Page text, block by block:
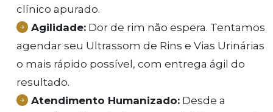
clínico apurado.
Agilidade: Dor de rim não espera. Tentamos
agendar seu Ultrassom de Rins e Vias Urinárias
o mais rápido possível, com entrega ágil do
resultado.
Atendimento Humanizado: Desde a